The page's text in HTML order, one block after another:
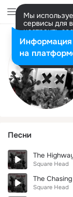
Мы
сервисы для
настроить
Разрешить
Песни
The
Square Head
The
Square Head
Информация
на